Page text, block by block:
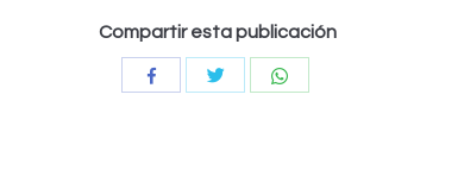
Compartir esta publicación
CompartirCompartir